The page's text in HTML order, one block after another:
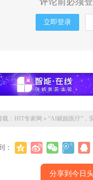
立即登录
： HIT专家网 » “AI赋能医疗”，
：
分享到今日